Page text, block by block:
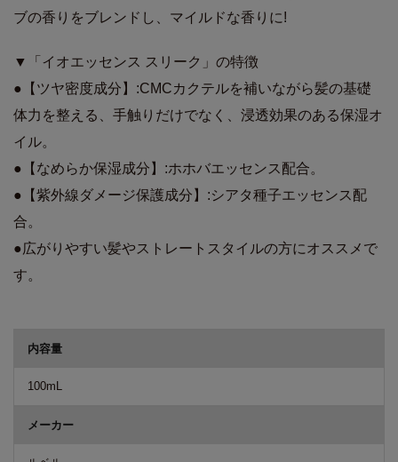
ブの香りをブレンドし、マイルドな香りに!
▼「イオエッセンス スリーク」の特徴
●【ツヤ密度成分】:CMCカクテルを補いながら髪の基礎
体力を整える、手触りだけでなく、浸透効果のある保湿オ
イル。
●【なめらか保湿成分】:ホホバエッセンス配合。
●【紫外線ダメージ保護成分】:シアタ種子エッセンス配
合。
●広がりやすい髪やストレートスタイルの方にオススメで
す。
内容量
100mL
メーカー